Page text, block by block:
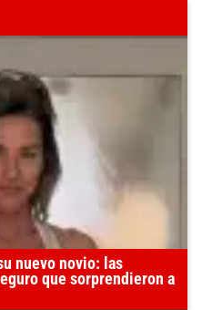
nuevo novio: las
que sorprendieron a